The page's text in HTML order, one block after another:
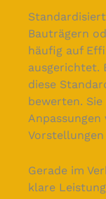
Bauträgern
häufig auf
ausgerichtet.
diese
bewerten.
Anpassungen
Gerade im
klare